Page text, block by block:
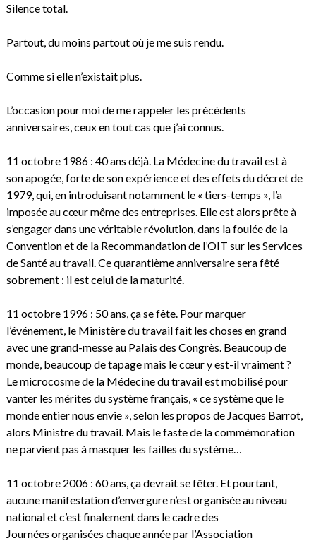
Silence total.
Partout, du moins partout où je me suis rendu.
Comme si elle n’existait plus.
L’occasion pour moi de me rappeler les précédents
anniversaires, ceux en tout cas que j’ai connus.
11 octobre 1986 : 40 ans déjà. La Médecine du travail est à
son apogée, forte de son expérience et des effets du décret de
1979, qui, en introduisant notamment le « tiers-temps », l’a
imposée au cœur même des entreprises. Elle est alors prête à
s’engager dans une véritable révolution, dans la foulée de la
Convention et de la Recommandation de l’OIT sur les Services
de Santé au travail. Ce quarantième anniversaire sera fêté
sobrement : il est celui de la maturité.
11 octobre 1996 : 50 ans, ça se fête. Pour marquer
l’événement, le Ministère du travail fait les choses en grand
avec une grand-messe au Palais des Congrès. Beaucoup de
monde, beaucoup de tapage mais le cœur y est-il vraiment ?
Le microcosme de la Médecine du travail est mobilisé pour
vanter les mérites du système français, « ce système que le
monde entier nous envie », selon les propos de Jacques Barrot,
alors Ministre du travail. Mais le faste de la commémoration
ne parvient pas à masquer les failles du système…
11 octobre 2006 : 60 ans, ça devrait se fêter. Et pourtant,
aucune manifestation d’envergure n’est organisée au niveau
national et c’est finalement dans le cadre des
Journées organisées chaque année par l’Association